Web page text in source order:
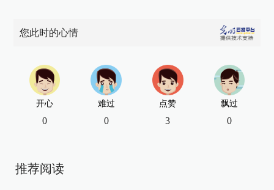
您此时的心情
开心
0
难过
0
点赞
3
飘过
0
推荐阅读